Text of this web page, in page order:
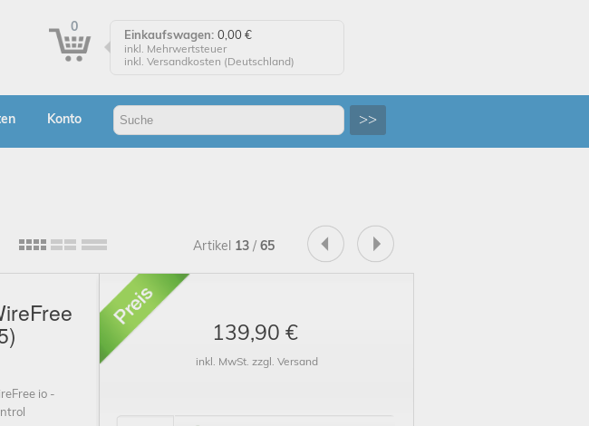
Einkaufswagen: 0,00 €
inkl. Mehrwertsteuer
inkl. Versandkosten (Deutschland)
Einkaufswagen anzeigen
Zur Kasse
Klicken Sie auf "Kaufen", um Ihre
Auf Wiedersehen!
0
>>
Konto
Artikel 13 / 65
io -
139,90 €
inkl. MwSt. zzgl. Versand